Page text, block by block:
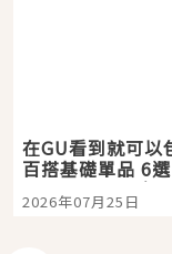
在GU看到就可以
百搭基礎單品 6
眼全收也不心疼
2026年07月25日